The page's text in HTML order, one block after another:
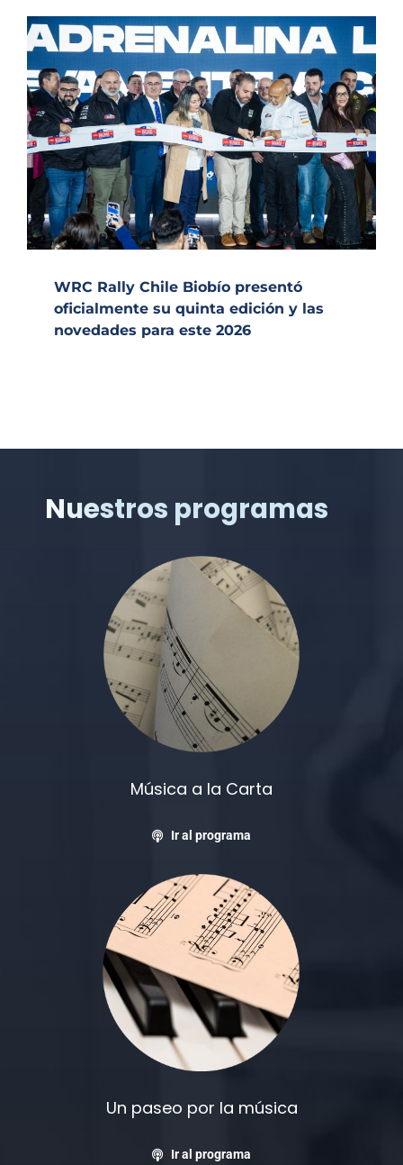
WRC Rally Chile Biobío presentó
oficialmente su quinta edición y las
novedades para este 2026
Nuestros programas
Música a la Carta
Ir al programa
Un paseo por la música
Ir al programa